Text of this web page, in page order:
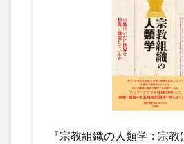
『宗教組織の人類学 : 宗